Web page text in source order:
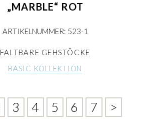
„MARBLE“ ROT
ARTIKELNUMMER: 523-1
FALTBARE GEHSTÖCKE
BASIC KOLLEKTION
3 4 5 6 7 >